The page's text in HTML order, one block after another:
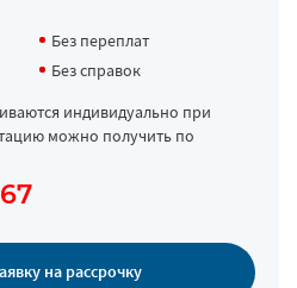
Без переплат
Без справок
индивидуально при
можно получить по
на рассрочку